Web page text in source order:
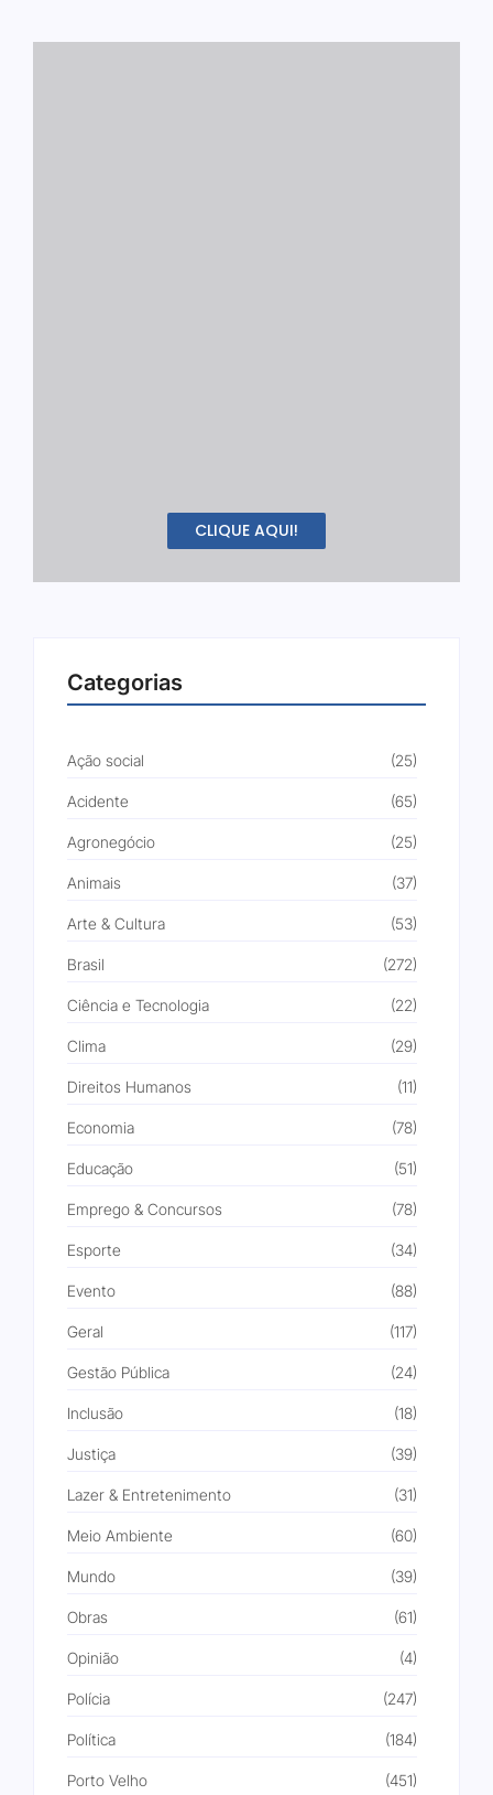
CLIQUE AQUI!
Categorias
Ação social (25)
Acidente (65)
Agronegócio (25)
Animais (37)
Arte & Cultura (53)
Brasil (272)
Ciência e Tecnologia (22)
Clima (29)
Direitos Humanos (11)
Economia (78)
Educação (51)
Emprego & Concursos (78)
Esporte (34)
Evento (88)
Geral (117)
Gestão Pública (24)
Inclusão (18)
Justiça (39)
Lazer & Entretenimento (31)
Meio Ambiente (60)
Mundo (39)
Obras (61)
Opinião (4)
Polícia (247)
Política (184)
Porto Velho (451)